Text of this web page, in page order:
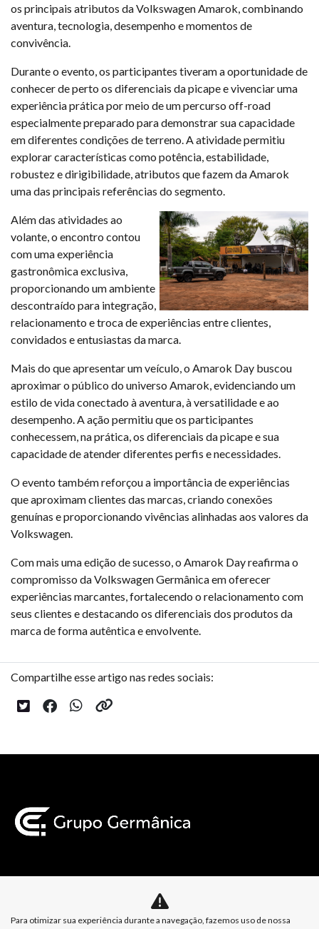
os principais atributos da Volkswagen Amarok, combinando
aventura, tecnologia, desempenho e momentos de
convivência.
Durante o evento, os participantes tiveram a oportunidade de
conhecer de perto os diferenciais da picape e vivenciar uma
experiência prática por meio de um percurso off-road
especialmente preparado para demonstrar sua capacidade
em diferentes condições de terreno. A atividade permitiu
explorar características como potência, estabilidade,
robustez e dirigibilidade, atributos que fazem da Amarok
uma das principais referências do segmento.
Além das atividades ao
volante, o encontro contou
com uma experiência
gastronômica exclusiva,
proporcionando um ambiente
descontraído para integração,
relacionamento e troca de experiências entre clientes,
convidados e entusiastas da marca.
Mais do que apresentar um veículo, o Amarok Day buscou
aproximar o público do universo Amarok, evidenciando um
estilo de vida conectado à aventura, à versatilidade e ao
desempenho. A ação permitiu que os participantes
conhecessem, na prática, os diferenciais da picape e sua
capacidade de atender diferentes perfis e necessidades.
O evento também reforçou a importância de experiências
que aproximam clientes das marcas, criando conexões
genuínas e proporcionando vivências alinhadas aos valores da
Volkswagen.
Com mais uma edição de sucesso, o Amarok Day reafirma o
compromisso da Volkswagen Germânica em oferecer
experiências marcantes, fortalecendo o relacionamento com
seus clientes e destacando os diferenciais dos produtos da
marca de forma autêntica e envolvente.
Compartilhe esse artigo nas redes sociais:
Política de Privacidade Política de Cookies
Para otimizar sua experiência durante a navegação, fazemos uso de nossa